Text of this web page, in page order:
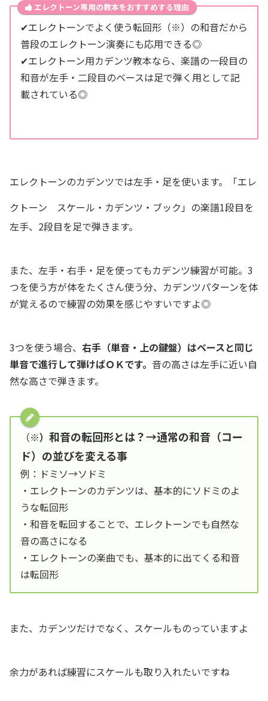
エレクトーン専用の教本をおすすめする理由
✔エレクトーンでよく使う転回形（※）の和音だから
普段のエレクトーン演奏にも応用できる◎
✔エレクトーン用カデンツ教本なら、楽譜の一段目の
和音が左手・二段目のベースは足で弾く用として記
載されている◎
エレクトーンのカデンツでは左手・足を使います。「エレ
クトーン スケール・カデンツ・ブック 」の楽譜1段目を
左手、2段目を足で弾きます。
また、左手・右手・足を使ってもカデンツ練習が可能。3
つを使う方が体をたくさん使う分、カデンツパターンを体
が覚えるので練習の効果を感じやすいですよ◎
3つを使う場合、 右手（単音・上の鍵盤）はベースと同じ
単音で進行して弾けばＯＫです。 音の高さは左手に近い自
然な高さで弾きます。
（※） 和音の転回形とは？→通常の和音（コー
ド）の並びを変える事
例：ドミソ→ソドミ
・エレクトーンのカデンツは、基本的にソドミのよ
うな転回形
・和音を転回することで、エレクトーンでも自然な
音の高さになる
・エレクトーンの楽曲でも、基本的に出てくる和音
は転回形
また、カデンツだけでなく、スケールものっていますよ
余力があれば練習にスケールも取り入れたいですね